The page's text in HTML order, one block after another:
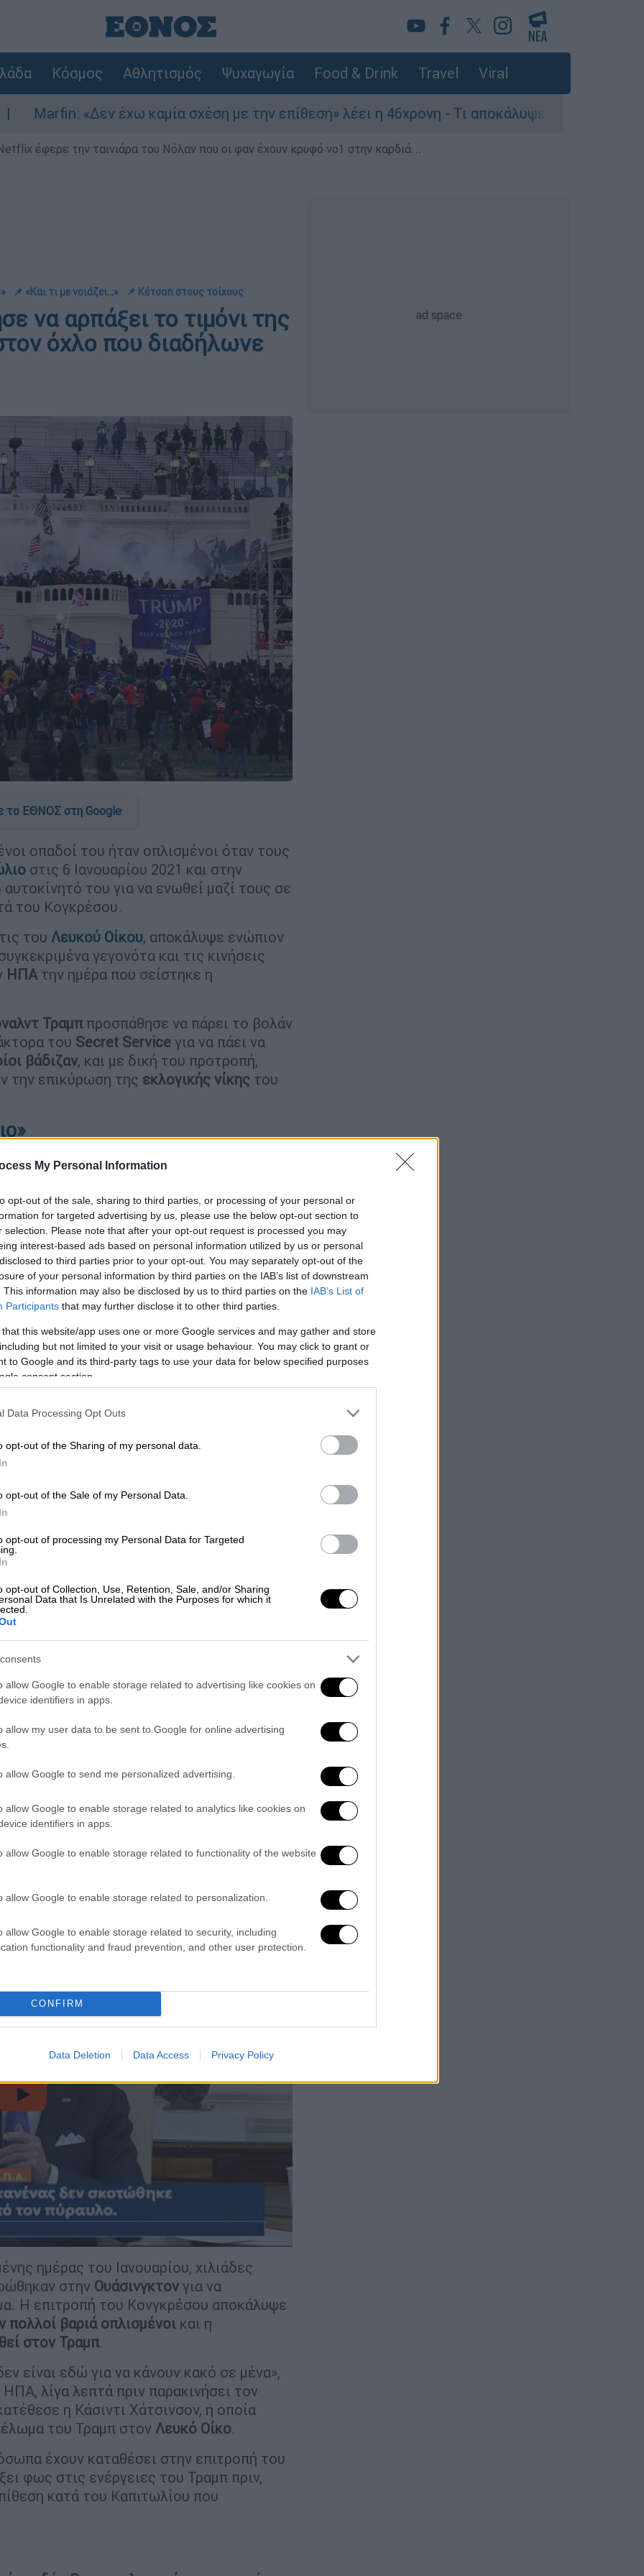
My Personal Information
opt-out of the sale, sharing to third parties, or processing of your personal or
for targeted advertising by us, please use the below opt-out section to
selection. Please note that after your opt-out request is processed you may
interest-based ads based on personal information utilized by us or personal
to third parties prior to your opt-out. You may separately opt-out of the
of your personal information by third parties on the IAB’s list of downstream
This information may also be disclosed by us to third parties on the IAB’s List of
Participants that may further disclose it to other third parties.
that this website/app uses one or more Google services and may gather and store
but not limited to your visit or usage behaviour. You may click to grant or
to Google and its third-party tags to use your data for below specified purposes
consent section.
Data Processing Opt Outs
opt-out of the Sharing of my personal data.
opt-out of the Sale of my Personal Data.
opt-out of processing my Personal Data for Targeted
opt-out of Collection, Use, Retention, Sale, and/or Sharing
Data that Is Unrelated with the Purposes for which it
allow Google to enable storage related to advertising like cookies on
identifiers in apps.
allow my user data to be sent to Google for online advertising
allow Google to send me personalized advertising.
allow Google to enable storage related to analytics like cookies on
identifiers in apps.
allow Google to enable storage related to functionality of the website
allow Google to enable storage related to personalization.
allow Google to enable storage related to security, including
functionality and fraud prevention, and other user protection.
CONFIRM
Data Deletion Data Access Privacy Policy
Κόσμος Αθλητισμός Ψυχαγωγία Food & Drink Travel Viral
έχω καμία σχέση με την επίθεση» λέει η 46χρονη - Τι αποκάλυψε στους αστυνομικούς
έφερε την ταινιάρα του Νόλαν που οι φαν έχουν κρυφό νο1 στην καρδιά...
📌 «Και τι με νοιάζει..;» 📌 Κέτσαπ στους τοίχους
να αρπάξει το τιμόνι της
όχλο που διαδήλωνε
το ΕΘΝΟΣ στη Google
οπαδοί του ήταν οπλισμένοι όταν τους
στις 6 Ιανουαρίου 2021 και στην
του για να ενωθεί μαζί τους σε
του Κογκρέσου.
του Λευκού Οίκου, αποκάλυψε ενώπιον
γεγονότα και τις κινήσεις
ΗΠΑ την ημέρα που σείστηκε η
Τραμππροσπάθησε να πάρει το βολάν
του Secret Service για να πάει να
βάδιζαν, και με δική του προτροπή,
την επικύρωση της εκλογικής νίκης του
video
με αμέσως στο Καπιτώλιο», φώναζε,
του Secret Service από τον λαιμό,
στην οποία μετέφερε την
προσωπάρχης τουΛευκού
τιμόνι, επιστρέφουμε» στον Λευκό Οίκο,
δύο βήματα από τοΟβάλ Γραφείο,
για το γεγονός ότι η
τουΤραμπετοιμαζόταν να
Μαρκ Μέντοους, προσωπάρχη του
την επίθεση κατά του αμερικανικού
σοβαρό στις 6 Ιανουαρίου», της είχε
ότι αισθάνθηκα για πρώτη φορά
συμβεί στις 6 Ιανουαρίου», δήλωσε
να αναγκάσει τον Μέντοους να βγει από
οι πράκτορες του
να καταθέσουν και να
Service
video
ημέρας του Ιανουαρίου, χιλιάδες
στην Ουάσινγκτον για να
Η επιτροπή του Κονγκρέσου αποκάλυψε
πολλοί βαριά οπλισμένοι και η
στον Τραμπ.
είναι εδώ για να κάνουν κακό σε μένα»,
λίγα λεπτά πριν παρακινήσει τον
η Κάσιντι Χάτσινσον, η οποία
του Τραμπ στονΛευκό Οίκο.
έχουν καταθέσει στην επιτροπή του
φως στις ενέργειες του Τραμπ πριν,
κατά του Καπιτωλίου που